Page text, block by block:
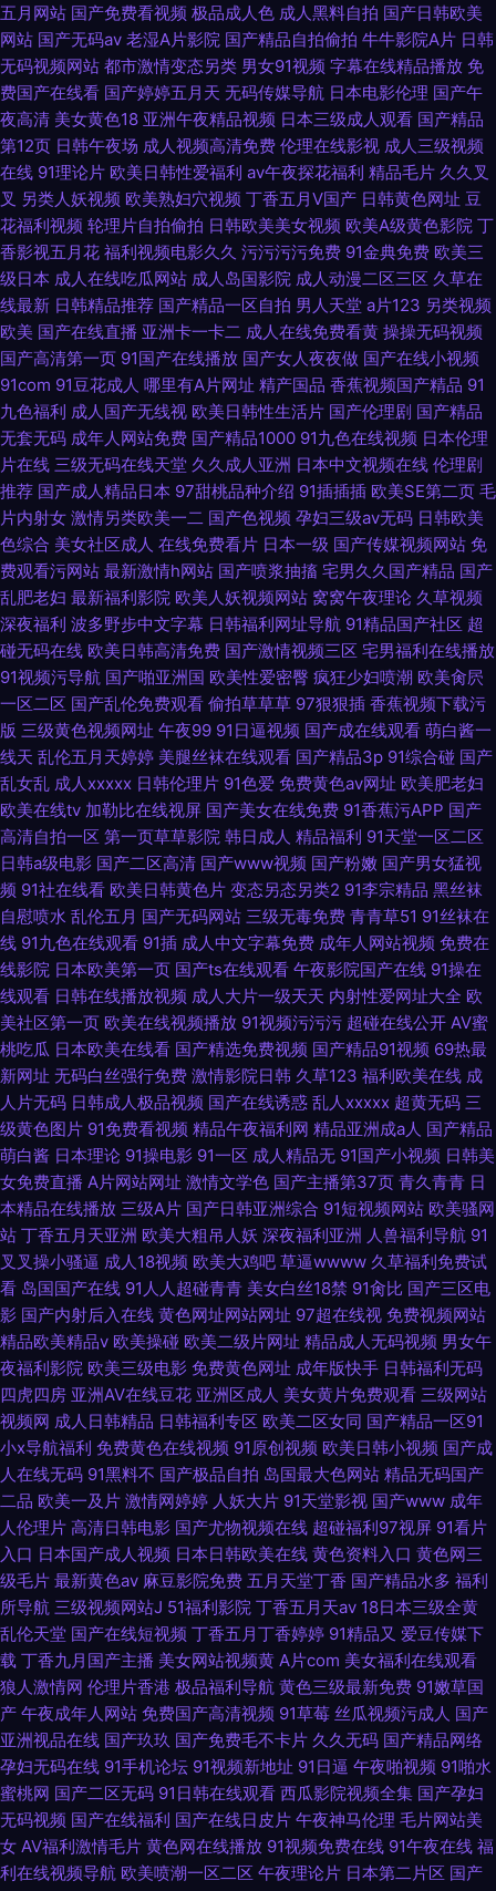
五月网站 国产免费看视频 极品成人色 成人黑料自拍 国产日韩欧美
网站 国产无码av 老湿A片影院 国产精品自拍偷拍 牛牛影院A片 日韩
无码视频网站 都市激情变态另类 男女91视频 字幕在线精品播放 免
费国产在线看 国产婷婷五月天 无码传媒导航 日本电影伦理 国产午
夜高清 美女黄色18 亚洲午夜精品视频 日本三级成人观看 国产精品
第12页 日韩午夜场 成人视频高清免费 伦理在线影视 成人三级视频
在线 91理论片 欧美日韩性爱福利 av午夜探花福利 精品毛片 久久叉
叉 另类人妖视频 欧美熟妇穴视频 丁香五月V国产 日韩黄色网址 豆
花福利视频 轮理片自拍偷拍 日韩欧美美女视频 欧美A级黄色影院 丁
香影视五月花 福利视频电影久久 污污污污免费 91金典免费 欧美三
级日本 成人在线吃瓜网站 成人岛国影院 成人动漫二区三区 久草在
线最新 日韩精品推荐 国产精品一区自拍 男人天堂 a片123 另类视频
欧美 国产在线直播 亚洲卡一卡二 成人在线免费看黄 操操无码视频
国产高清第一页 91国产在线播放 国产女人夜夜做 国产在线小视频
91com 91豆花成人 哪里有A片网址 精产国品 香蕉视频国产精品 91
九色福利 成人国产无线视 欧美日韩性生活片 国产伦理剧 国产精品
无套无码 成年人网站免费 国产精品1000 91九色在线视频 日本伦理
片在线 三级无码在线天堂 久久成人亚洲 日本中文视频在线 伦理剧
推荐 国产成人精品日本 97甜桃品种介绍 91插插插 欧美SE第二页 毛
片内射女 激情另类欧美一二 国产色视频 孕妇三级av无码 日韩欧美
色综合 美女社区成人 在线免费看片 日本一级 国产传媒视频网站 免
费观看污网站 最新激情h网站 国产喷浆抽搐 宅男久久国产精品 国产
乱肥老妇 最新福利影院 欧美人妖视频网站 窝窝午夜理论 久草视频
深夜福利 波多野步中文字幕 日韩福利网址导航 91精品国产社区 超
碰无码在线 欧美日韩高清免费 国产激情视频三区 宅男福利在线播放
91视频污导航 国产啪亚洲国 欧美性爱密臀 疯狂少妇喷潮 欧美肏屄
一区二区 国产乱伦免费观看 偷拍草草草 97狠狠插 香蕉视频下载污
版 三级黄色视频网址 午夜99 91日逼视频 国产成在线观看 萌白酱一
线天 乱伦五月天婷婷 美腿丝袜在线观看 国产精品3p 91综合碰 国产
乱女乱 成人xxxxx 日韩伦理片 91色爱 免费黄色av网址 欧美肥老妇
欧美在线tv 加勒比在线视屏 国产美女在线免费 91香蕉污APP 国产
高清自拍一区 第一页草草影院 韩日成人 精品福利 91天堂一区二区
日韩a级电影 国产二区高清 国产www视频 国产粉嫩 国产男女猛视
频 91社在线看 欧美日韩黄色片 变态另态另类2 91李宗精品 黑丝袜
自慰喷水 乱伦五月 国产无码网站 三级无毒免费 青青草51 91丝袜在
线 91九色在线观看 91插 成人中文字幕免费 成年人网站视频 免费在
线影院 日本欧美第一页 国产ts在线观看 午夜影院国产在线 91操在
线观看 日韩在线播放视频 成人大片一级天天 内射性爱网址大全 欧
美社区第一页 欧美在线视频播放 91视频污污污 超碰在线公开 AV蜜
桃吃瓜 日本欧美在线看 国产精选免费视频 国产精品91视频 69热最
新网址 无码白丝强行免费 激情影院日韩 久草123 福利欧美在线 成
人片无码 日韩成人极品视频 国产在线诱惑 乱人xxxxx 超黄无码 三
级黄色图片 91免费看视频 精品午夜福利网 精品亚洲成a人 国产精品
萌白酱 日本理论 91操电影 91一区 成人精品无 91国产小视频 日韩美
女免费直播 A片网站网址 激情文学色 国产主播第37页 青久青青 日
本精品在线播放 三级A片 国产日韩亚洲综合 91短视频网站 欧美骚网
站 丁香五月天亚洲 欧美大粗吊人妖 深夜福利亚洲 人兽福利导航 91
叉叉操小骚逼 成人18视频 欧美大鸡吧 草逼wwww 久草福利免费试
看 岛国国产在线 91人人超碰青青 美女白丝18禁 91肏比 国产三区电
影 国产内射后入在线 黄色网址网站网址 97超在线视 免费视频网站
精品欧美精品v 欧美操碰 欧美二级片网址 精品成人无码视频 男女午
夜福利影院 欧美三级电影 免费黄色网址 成年版快手 日韩福利无码
四虎四房 亚洲AV在线豆花 亚洲区成人 美女黄片免费观看 三级网站
视频网 成人日韩精品 日韩福利专区 欧美二区女同 国产精品一区91
小x导航福利 免费黄色在线视频 91原创视频 欧美日韩小视频 国产成
人在线无码 91黑料不 国产极品自拍 岛国最大色网站 精品无码国产
二品 欧美一及片 激情网婷婷 人妖大片 91天堂影视 国产www 成年
人伦理片 高清日韩电影 国产尤物视频在线 超碰福利97视屏 91看片
入口 日本国产成人视频 日本日韩欧美在线 黄色资料入口 黄色网三
级毛片 最新黄色av 麻豆影院免费 五月天堂丁香 国产精品水多 福利
所导航 三级视频网站J 51福利影院 丁香五月天av 18日本三级全黄
乱伦天堂 国产在线短视频 丁香五月丁香婷婷 91精品又 爱豆传媒下
载 丁香九月国产主播 美女网站视频黄 A片com 美女福利在线观看
狼人激情网 伦理片香港 极品福利导航 黄色三级最新免费 91嫩草国
产 午夜成年人网站 免费国产高清视频 91草莓 丝瓜视频污成人 国产
亚洲视品在线 国产玖玖 国产免费毛不卡片 久久无码 国产精品网络
孕妇无码在线 91手机论坛 91视频新地址 91日逼 午夜啪视频 91啪水
蜜桃网 国产二区无码 91日韩在线观看 西瓜影院视频全集 国产孕妇
无码视频 国产在线福利 国产在线日皮片 午夜神马伦理 毛片网站美
女 AV福利激情毛片 黄色网在线播放 91视频免费在线 91午夜在线 福
利在线视频导航 欧美喷潮一区二区 午夜理论片 日本第二片区 国产